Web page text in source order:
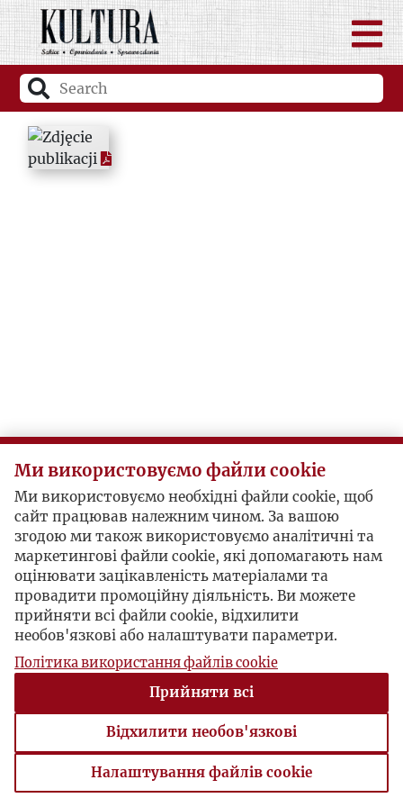
Ми використовуємо файли cookie
Ми використовуємо необхідні файли cookie, щоб
сайт працював належним чином. За вашою
згодою ми також використовуємо аналітичні та
маркетингові файли cookie, які допомагають нам
оцінювати зацікавленість матеріалами та
провадити промоційну діяльність. Ви можете
прийняти всі файли cookie, відхилити
необов'язкові або налаштувати параметри.
Політика використання файлів cookie
Прийняти всі
Відхилити необов'язкові
Налаштування файлів cookie
Налаштування файлів cookie